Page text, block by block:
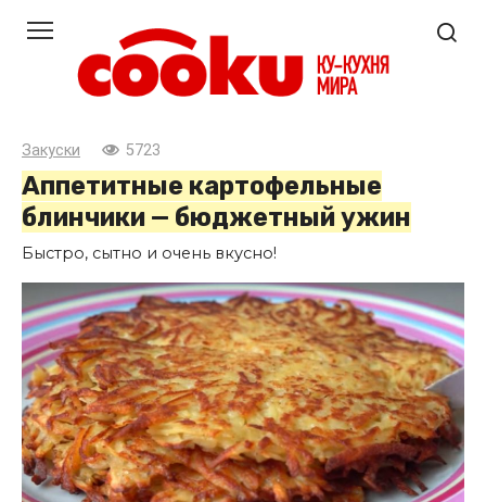
контенту
Закуски 5723
Аппетитные картофельные
блинчики — бюджетный ужин
Быстро, сытно и очень вкусно!